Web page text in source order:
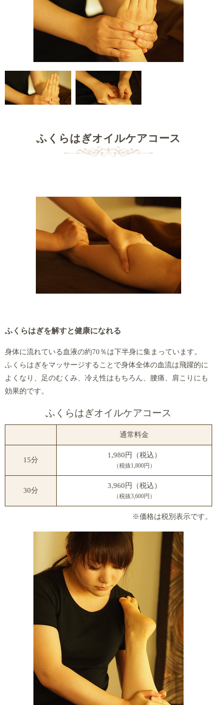
ふくらはぎオイルケアコース
ふくらはぎを解すと健康になれる
身体に流れている血液の約70％は下半身に集まっています。
ふくらはぎをマッサージすることで身体全体の血流は飛躍的に
よくなり、足のむくみ、冷え性はもちろん、腰痛、肩こりにも
効果的です。
ふくらはぎオイルケアコース
通常料金
15分
1,980円（税込）
（税抜1,800円）
30分
3,960円（税込）
（税抜3,600円）
※価格は税別表示です。